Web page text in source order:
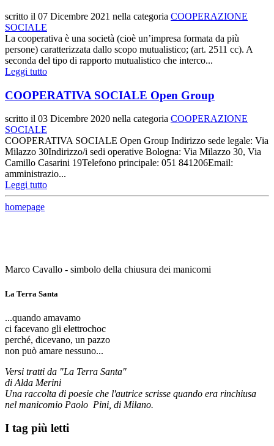
scritto il 07 Dicembre 2021 nella categoria COOPERAZIONE
SOCIALE
La cooperativa è una società (cioè un’impresa formata da più
persone) caratterizzata dallo scopo mutualistico; (art. 2511 cc). A
seconda del tipo di rapporto mutualistico che interco...
Leggi tutto
COOPERATIVA SOCIALE Open Group
scritto il 03 Dicembre 2020 nella categoria COOPERAZIONE
SOCIALE
COOPERATIVA SOCIALE Open Group Indirizzo sede legale: Via
Milazzo 30Indirizzo/i sedi operative Bologna: Via Milazzo 30, Via
Camillo Casarini 19Telefono principale: 051 841206Email:
amministrazio...
Leggi tutto
homepage
Marco Cavallo - simbolo della chiusura dei manicomi
La Terra Santa
...quando amavamo
ci facevano gli elettrochoc
perché, dicevano, un pazzo
non può amare nessuno...
Versi tratti da "La Terra Santa"
di Alda Merini
Una raccolta di poesie che l'autrice scrisse quando era rinchiusa
nel manicomio Paolo Pini, di Milano.
I tag più letti